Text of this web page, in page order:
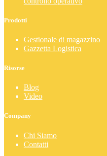
Prodotti
Gestionale di magazzino
Gazzetta Logistica
Risorse
Blog
Video
Company
Chi Siamo
Contatti